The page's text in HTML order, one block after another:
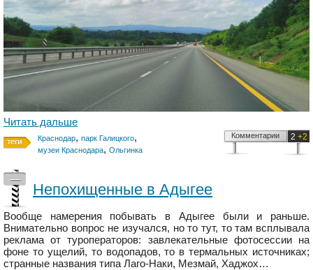
Читать дальше
Краснодар, парк Галицкого,
музеи Краснодара, Ольгинка
2 +2
Комментарии
—
Непохищенные в Адыгее
Вообще намерения побывать в Адыгее были и раньше.
Внимательно вопрос не изучался, но то тут, то там всплывала
реклама от туроператоров: завлекательные фотосессии на
фоне то ущелий, то водопадов, то в термальных источниках;
странные названия типа Лаго-Наки, Мезмай, Хаджох…